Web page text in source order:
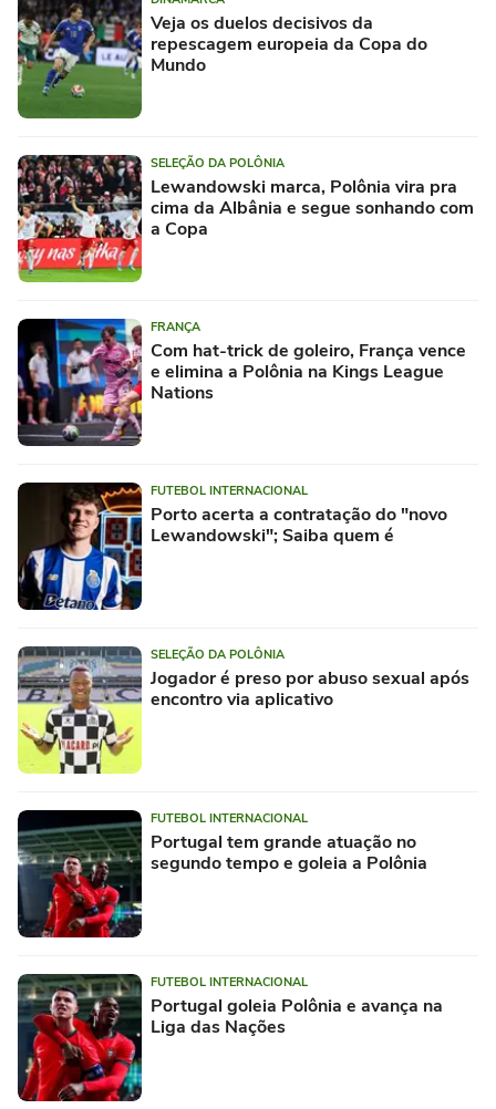
Veja os duelos decisivos da
repescagem europeia da Copa do
Mundo
SELEÇÃO DA POLÔNIA
Lewandowski marca, Polônia vira pra
cima da Albânia e segue sonhando com
a Copa
FRANÇA
Com hat-trick de goleiro, França vence
e elimina a Polônia na Kings League
Nations
FUTEBOL INTERNACIONAL
Porto acerta a contratação do "novo
Lewandowski"; Saiba quem é
SELEÇÃO DA POLÔNIA
Jogador é preso por abuso sexual após
encontro via aplicativo
FUTEBOL INTERNACIONAL
Portugal tem grande atuação no
segundo tempo e goleia a Polônia
FUTEBOL INTERNACIONAL
Portugal goleia Polônia e avança na
Liga das Nações